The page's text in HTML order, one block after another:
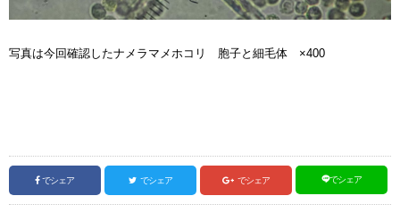
写真は今回確認したナメラマメホコリ 胞子と細毛体 ×400
でシェア でシェア でシェア でシェア